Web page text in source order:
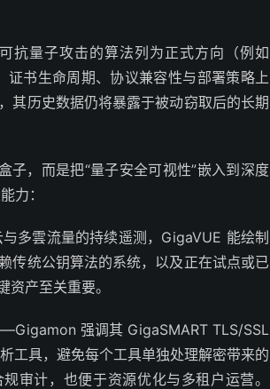
抗量子攻击的算法列为正式方向（例如
书生命周期、协议兼容性与部署策略上
其历史数据仍将暴露于被动窃取后的长期
子，而是把“量子安全可视性”嵌入到深度
力：
雲流量的持续遥测，GigaVUE 能绘制
传统公钥算法的系统，以及正在试点或已
产至关重要。
强调其 GigaSMART TLS/SSL
工具，避免每个工具单独处理解密带来的
审计，也便于资源优化与多租户运营。